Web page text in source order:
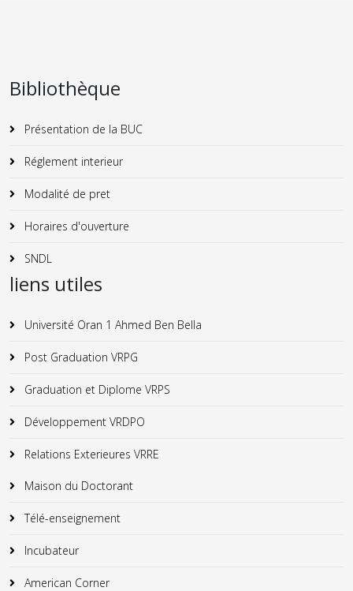
Bibliothèque
Présentation de la BUC
Réglement interieur
Modalité de pret
Horaires d'ouverture
SNDL
liens utiles
Université Oran 1 Ahmed Ben Bella
Post Graduation VRPG
Graduation et Diplome VRPS
Développement VRDPO
Relations Exterieures VRRE
Maison du Doctorant
Télé-enseignement
Incubateur
American Corner